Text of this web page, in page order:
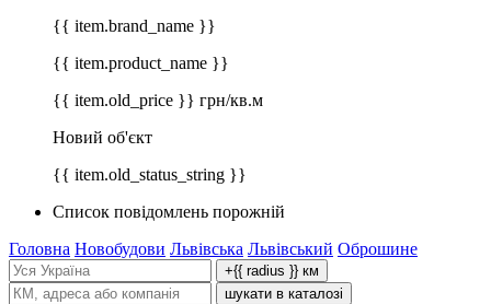
{{ item.brand_name }}
{{ item.product_name }}
{{ item.old_price }} грн/кв.м
Новий об'єкт
{{ item.old_status_string }}
Список повідомлень порожній
Головна Новобудови Львівська Львівський Оброшине
+{{ radius }} км
шукати в каталозі